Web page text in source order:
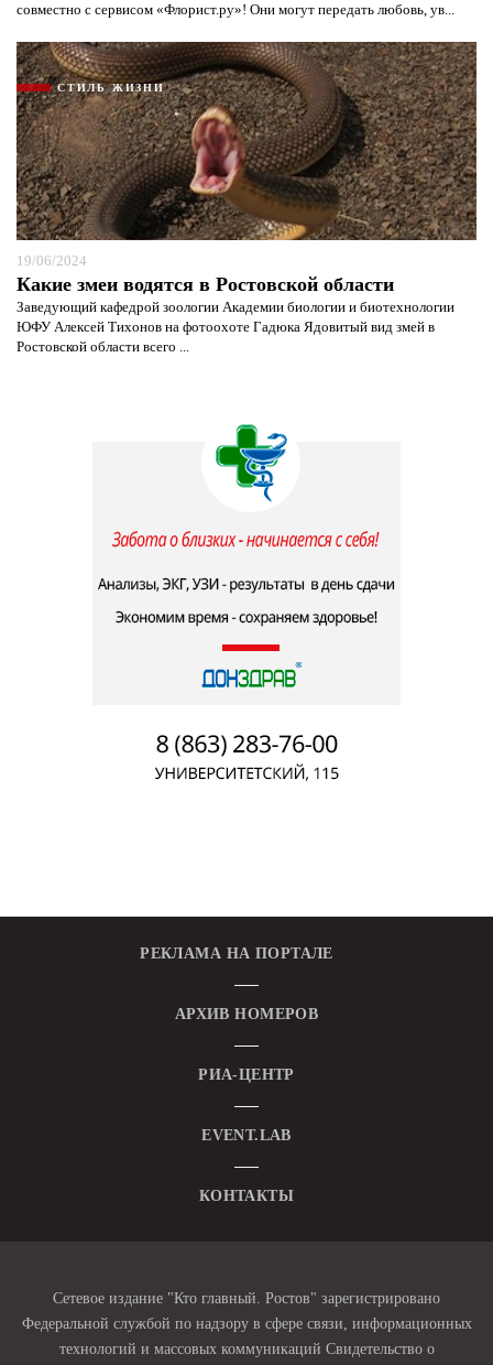
совместно с сервисом «Флорист.ру»! Они могут передать любовь, ув...
СТИЛЬ ЖИЗНИ
19/06/2024
Какие змеи водятся в Ростовской области
Заведующий кафедрой зоологии Академии биологии и биотехнологии
ЮФУ Алексей Тихонов на фотоохоте Гадюка Ядовитый вид змей в
Ростовской области всего ...
РЕКЛАМА НА ПОРТАЛЕ
АРХИВ НОМЕРОВ
РИА-ЦЕНТР
EVENT.LAB
КОНТАКТЫ
Сетевое издание "Кто главный. Ростов" зарегистрировано
Федеральной службой по надзору в сфере связи, информационных
технологий и массовых коммуникаций Свидетельство о